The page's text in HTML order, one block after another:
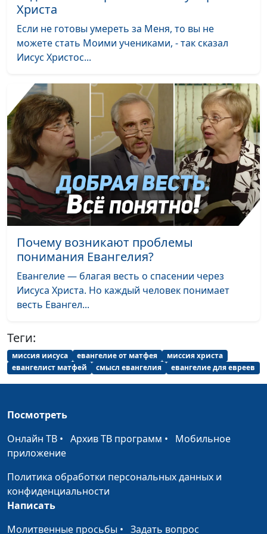
часть)
Современное
руководство к
счастливой жизни
Виталий Киссер,
священнослужитель
Христа
Если не готовы умереть за Меня, то вы не
можете стать Моими учениками, - так сказал
Иисус Христос...
Почему возникают проблемы
понимания Евангелия?
Евангелие — благая весть о спасении через
Иисуса Христа. Но каждый человек понимает
весть Евангел...
Теги:
миссия иисуса евангелие от матфея
миссия христа
евангелист матфей
смысл евангелия евангелие для евреев
Посмотреть
Онлайн ТВ • Архив ТВ программ • Мобильное
приложение
Политика обработки персональных данных и
конфиденциальности
Написать
Молитвенные просьбы • Задать вопрос